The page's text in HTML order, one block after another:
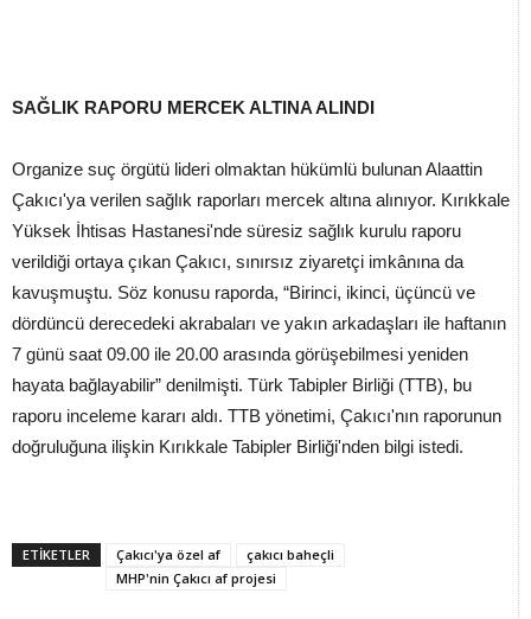
SAĞLIK RAPORU MERCEK ALTINA ALINDI
Organize suç örgütü lideri olmaktan hükümlü bulunan Alaattin
Çakıcı'ya verilen sağlık raporları mercek altına alınıyor. Kırıkkale
Yüksek İhtisas Hastanesi'nde süresiz sağlık kurulu raporu
verildiği ortaya çıkan Çakıcı, sınırsız ziyaretçi imkânına da
kavuşmuştu. Söz konusu raporda, “Birinci, ikinci, üçüncü ve
dördüncü derecedeki akrabaları ve yakın arkadaşları ile haftanın
7 günü saat 09.00 ile 20.00 arasında görüşebilmesi yeniden
hayata bağlayabilir” denilmişti. Türk Tabipler Birliği (TTB), bu
raporu inceleme kararı aldı. TTB yönetimi, Çakıcı'nın raporunun
doğruluğuna ilişkin Kırıkkale Tabipler Birliği'nden bilgi istedi.
ETİKETLER Çakıcı'ya özel af
çakıcı baheçli
MHP'nin Çakıcı af projesi